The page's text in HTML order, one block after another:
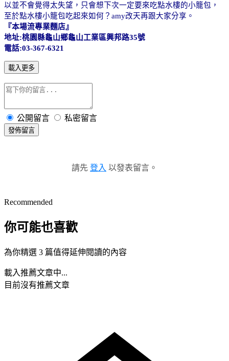
以並不會覺得太失望，只會想下次一定要來吃點水樓的小籠包，
至於點水樓小籠包吃起來如何？ amy改天再跟大家分享。
『本場流專業麵店』
地址:桃園縣龜山鄉龜山工業區興邦路35號
電話:03-367-6321
載入更多
公開留言 私密留言
發佈留言
請先 登入 以發表留言。
Recommended
你可能也喜歡
為你精選 3 篇值得延伸閱讀的內容
載入推薦文章中...
目前沒有推薦文章